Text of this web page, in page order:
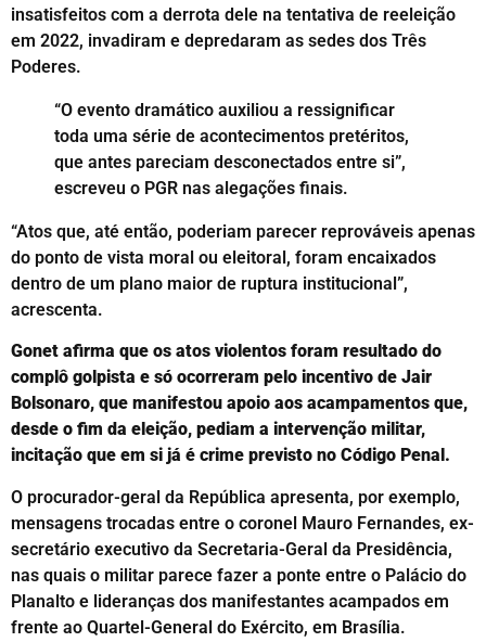
insatisfeitos com a derrota dele na tentativa de reeleição
em 2022, invadiram e depredaram as sedes dos Três
Poderes.
“O evento dramático auxiliou a ressignificar
toda uma série de acontecimentos pretéritos,
que antes pareciam desconectados entre si”,
escreveu o PGR nas alegações finais.
“Atos que, até então, poderiam parecer reprováveis apenas
do ponto de vista moral ou eleitoral, foram encaixados
dentro de um plano maior de ruptura institucional”,
acrescenta.
Gonet afirma que os atos violentos foram resultado do
complô golpista e só ocorreram pelo incentivo de Jair
Bolsonaro, que manifestou apoio aos acampamentos que,
desde o fim da eleição, pediam a intervenção militar,
incitação que em si já é crime previsto no Código Penal.
O procurador-geral da República apresenta, por exemplo,
mensagens trocadas entre o coronel Mauro Fernandes, ex-
secretário executivo da Secretaria-Geral da Presidência,
nas quais o militar parece fazer a ponte entre o Palácio do
Planalto e lideranças dos manifestantes acampados em
frente ao Quartel-General do Exército, em Brasília.